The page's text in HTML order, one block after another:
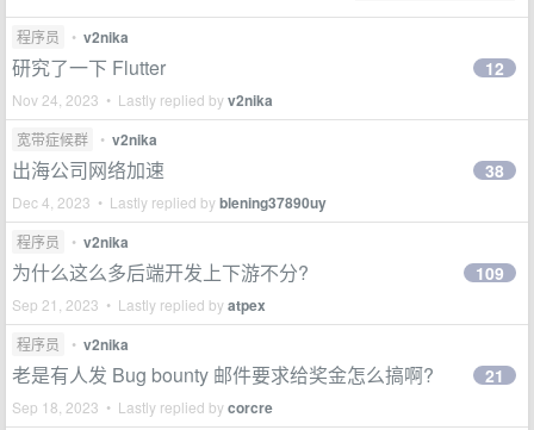
程序员 • v2nika
研究了一下 Flutter
Nov 24, 2023 • Lastly replied byv2nika
12
宽带症候群 • v2nika
出海公司网络加速
Dec 4, 2023 • Lastly replied byblening37890uy
38
程序员 • v2nika
为什么这么多后端开发上下游不分?
Sep 21, 2023 • Lastly replied byatpex
109
程序员 • v2nika
老是有人发 Bug bounty 邮件要求给奖金怎么搞啊?
Sep 18, 2023 • Lastly replied bycorcre
21